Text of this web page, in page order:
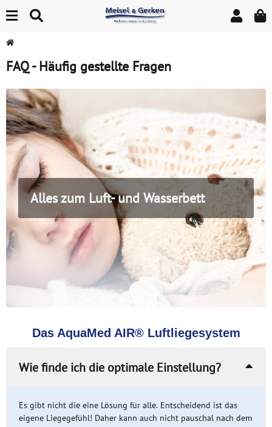
FAQ - Häufig gestellte Fragen
Alles zum Luft- und Wasserbett
Das AquaMed AIR® Luftliegesystem
Wie finde ich die optimale Einstellung?
Es gibt nicht die eine Lösung für alle. Entscheidend ist das
eigene Liegegefühl! Daher kann auch nicht pauschal nach dem